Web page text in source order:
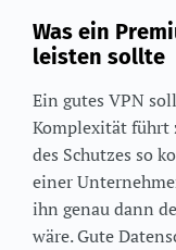
Was ein
leisten sollte
Ein gutes VPN
Komplexität führt
des Schutzes so
einer
ihn genau dann
wäre. Gute